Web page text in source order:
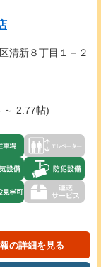
清新８丁目１－２
～ 2.77帖)
の詳細を見る